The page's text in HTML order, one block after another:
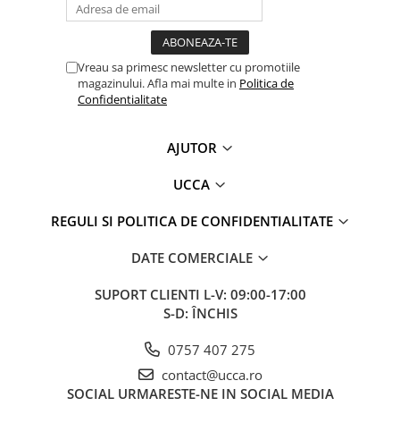
Vreau sa primesc newsletter cu promotiile
magazinului. Afla mai multe in Politica de
Confidentialitate
AJUTOR
UCCA
REGULI SI POLITICA DE CONFIDENTIALITATE
DATE COMERCIALE
SUPORT CLIENTI L-V: 09:00-17:00
S-D: ÎNCHIS
0757 407 275
contact@ucca.ro
SOCIAL URMARESTE-NE IN SOCIAL MEDIA